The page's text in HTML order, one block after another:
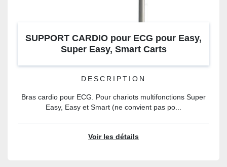
SUPPORT CARDIO pour ECG pour Easy,
Super Easy, Smart Carts
DESCRIPTION
Bras cardio pour ECG. Pour chariots multifonctions Super
Easy, Easy et Smart (ne convient pas po...
Voir les détails